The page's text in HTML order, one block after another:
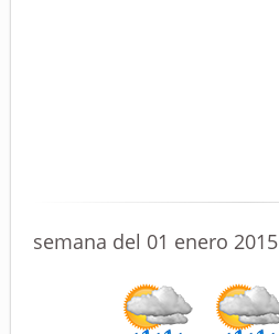
semana del 01 enero 2015